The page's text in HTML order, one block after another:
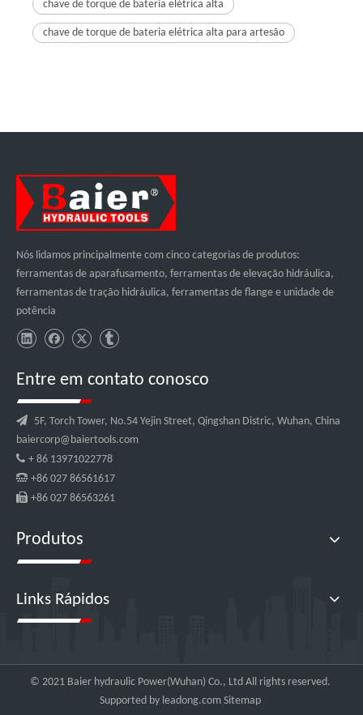
chave de torque de bateria elétrica alta
chave de torque de bateria elétrica alta para artesão
Nós lidamos principalmente com cinco categorias de produtos:
ferramentas de aparafusamento, ferramentas de elevação hidráulica,
ferramentas de tração hidráulica, ferramentas de flange e unidade de
potência
Entre em contato conosco
 5F, Torch Tower, No.54 Yejin Street, Qingshan Distric, Wuhan, China
baiercorp@baiertools.com
 + 86 13971022778
 +86 027 86561617
 +86 027 86563261
Produtos
Links Rápidos
© 2021 Baier hydraulic Power(Wuhan) Co., Ltd All rights reserved.
Supported by leadong.com Sitemap